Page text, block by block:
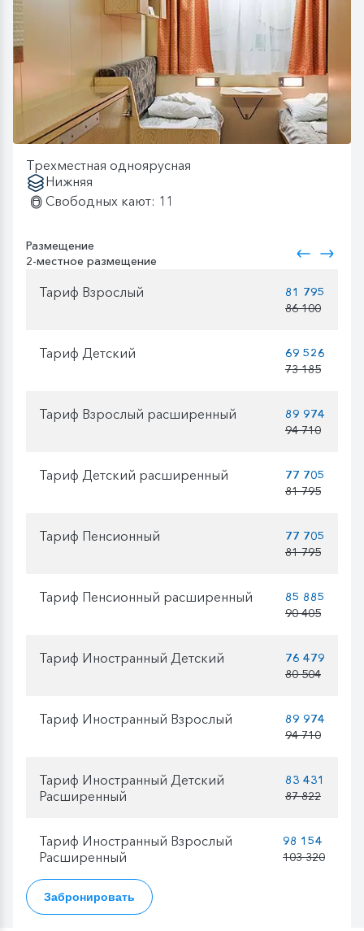
Трехместная одноярусная
Нижняя
Свободных кают: 11
Размещение
2-местное размещение
Тариф Взрослый
81 795
86 100
Тариф Детский
69 526
73 185
Тариф Взрослый расширенный
89 974
94 710
Тариф Детский расширенный
77 705
81 795
Тариф Пенсионный
77 705
81 795
Тариф Пенсионный расширенный
85 885
90 405
Тариф Иностранный Детский
76 479
80 504
Тариф Иностранный Взрослый
89 974
94 710
Тариф Иностранный Детский
Расширенный
83 431
87 822
Тариф Иностранный Взрослый
Расширенный
98 154
103 320
Забронировать